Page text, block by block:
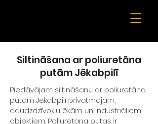
Siltināšana ar poliuretāna
putām Jēkabpilī
Piedāvājam siltināšanu ar poliuretāna
putām Jēkabpilī privātmājām,
daudzdzīvokļu ēkām un industriāliem
objektiem. Poliuretāna putas ir